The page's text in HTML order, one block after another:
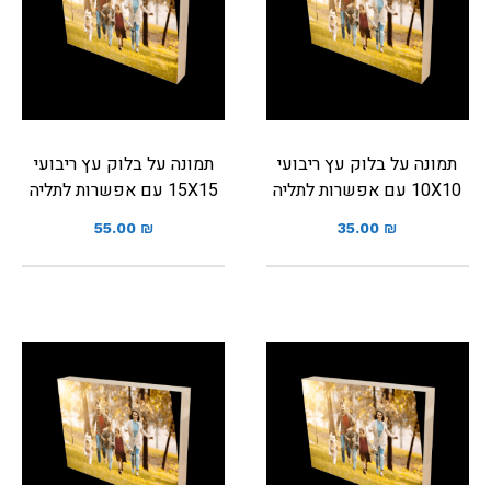
תמונה על בלוק עץ ריבועי
10X10 עם אפשרות לתליה
35.00 ₪
תמונה על בלוק עץ ריבועי
15X15 עם אפשרות לתליה
55.00 ₪